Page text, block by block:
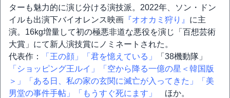
ターも魅力的に演じ分ける演技派。2022年、ソン・ドン
イルも出演下バイオレンス映画 『オオカミ狩り』 に主
演。16kg増量して初の極悪非道な悪役を演じ「百想芸術
大賞」にて新人演技賞にノミネートされた。
代表作：
「王の顔」 「君を憶えている」
「38機動隊」
「ショッピング王ルイ」
「空から降る一億の星＜韓国版
＞」
「ある日、私の家の玄関に滅亡が入ってきた」
「美
男堂の事件手帖」
「もうすぐ死にます」 ほか。